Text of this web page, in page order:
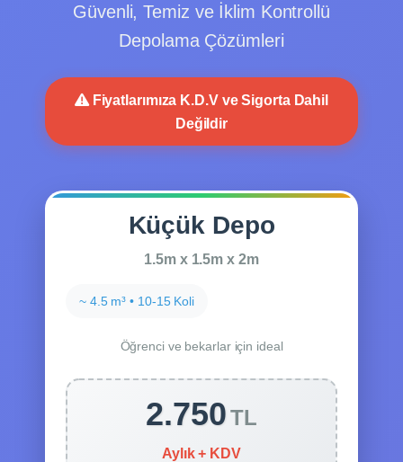
Güvenli, Temiz ve İklim Kontrollü
Depolama Çözümleri
Fiyatlarımıza K.D.V ve Sigorta Dahil
Değildir
Küçük Depo
1.5m x 1.5m x 2m
~ 4.5 m³ • 10-15 Koli
Öğrenci ve bekarlar için ideal
2.750TL
Aylık + KDV